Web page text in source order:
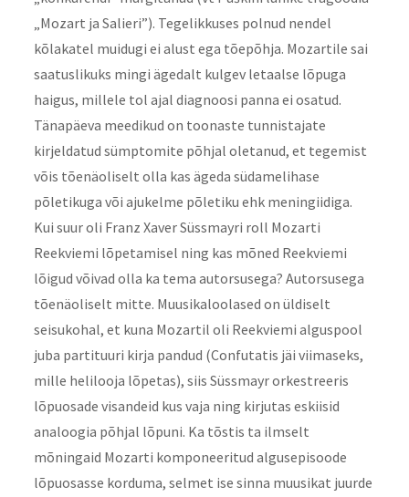
„Mozart ja Salieri”). Tegelikkuses polnud nendel
kõlakatel muidugi ei alust ega tõepõhja. Mozartile sai
saatuslikuks mingi ägedalt kulgev letaalse lõpuga
haigus, millele tol ajal diagnoosi panna ei osatud.
Tänapäeva meedikud on toonaste tunnistajate
kirjeldatud sümptomite põhjal oletanud, et tegemist
võis tõenäoliselt olla kas ägeda südamelihase
põletikuga või ajukelme põletiku ehk meningiidiga.
Kui suur oli Franz Xaver Süssmayri roll Mozarti
Reekviemi lõpetamisel ning kas mõned Reekviemi
lõigud võivad olla ka tema autorsusega? Autorsusega
tõenäoliselt mitte. Muusikaloolased on üldiselt
seisukohal, et kuna Mozartil oli Reekviemi alguspool
juba partituuri kirja pandud (Confutatis jäi viimaseks,
mille helilooja lõpetas), siis Süssmayr orkestreeris
lõpuosade visandeid kus vaja ning kirjutas eskiisid
analoogia põhjal lõpuni. Ka tõstis ta ilmselt
mõningaid Mozarti komponeeritud algusepisoode
lõpuosasse korduma, selmet ise sinna muusikat juurde